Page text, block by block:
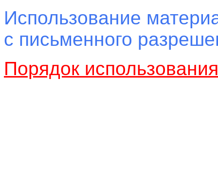
Использование
с письменного
Порядок